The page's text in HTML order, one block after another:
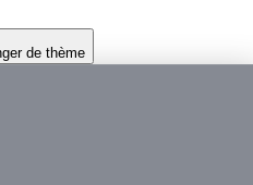
de thème